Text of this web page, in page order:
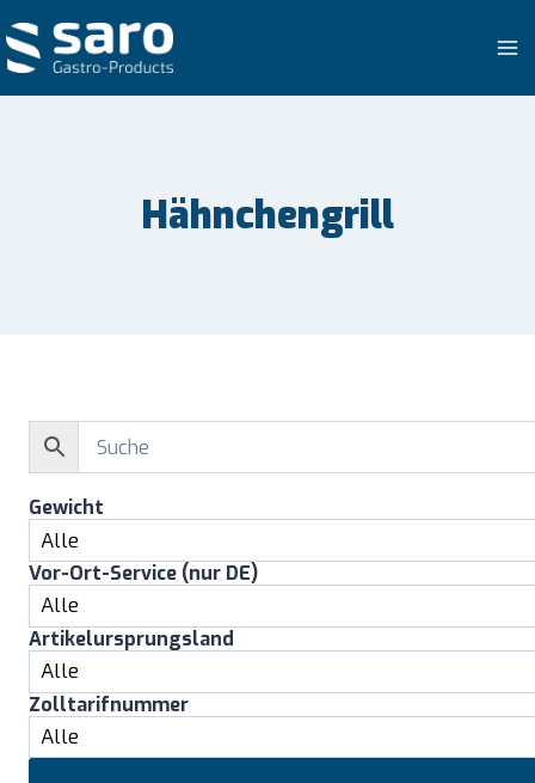
Inhalt
springen
Hähnchengrill
Gewicht
Vor-Ort-Service (nur DE)
Artikelursprungsland
Zolltarifnummer